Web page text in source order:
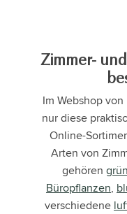
Zimmer-
Im Webshop
nur diese
Online-
Arten von
gehören
Büropflanzen,
verschiedene